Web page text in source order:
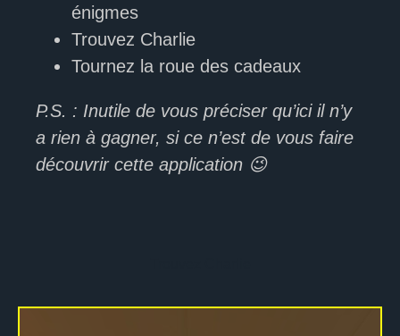
énigmes
Trouvez Charlie
Tournez la roue des cadeaux
P.S. : Inutile de vous préciser qu’ici il n’y
a rien à gagner, si ce n’est de vous faire
découvrir cette application 😉